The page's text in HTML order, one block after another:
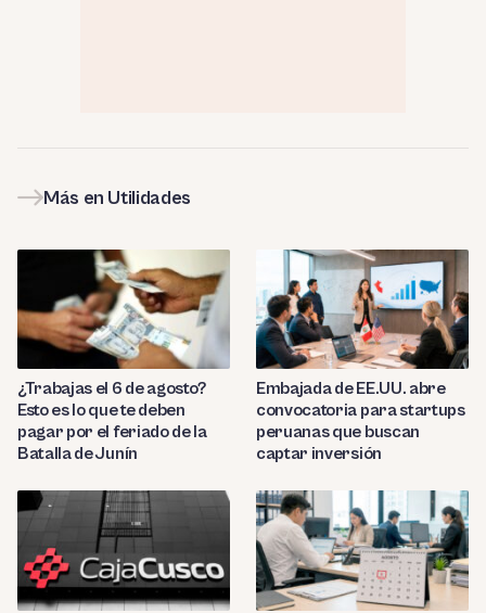
Más en Utilidades
¿Trabajas el 6 de agosto?
Esto es lo que te deben
pagar por el feriado de la
Batalla de Junín
Embajada de EE.UU. abre
convocatoria para startups
peruanas que buscan
captar inversión